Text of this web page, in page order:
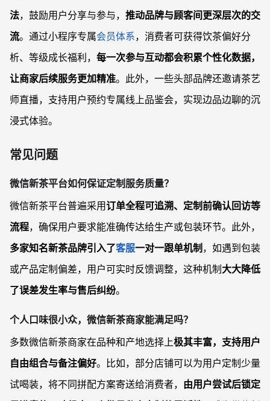
法，鼓励用户分享与参与， 推动品牌与顾客间更深层次的交
流。通过小程序专属会员体系，消费者可获得饮茶偏好分
析、等级成长福利， 每一次参与互动都会积累个性化数据，
让商家后续服务更加精准。此外，一些头部品牌还邀请茶艺
师直播，支持用户预约专属线上品鉴会，实现边品边聊的沉
浸式体验。
常见问题
微信新茶平台如何保证定制服务质量？
微信新茶平台普遍采用订单全程可追溯、定制前确认回访等
流程，确保用户要求能准确传达给生产或包装环节。此外，
多家知名新茶品牌引入了客服一对一跟单机制 ，如遇到包装
或产品定制偏差，用户可实时反馈调整，这种机制大大降低
了误差发生率与售后纠纷。
个人口味很小众，微信新茶商家能满足吗？
多数微信新茶商家在品种和产地选择上极其丰富，支持用户
自由组合与备注偏好。比如，部分店铺可以为用户定制少量
试喝装，将不同拼配方案寄送给消费者， 由用户尝试后锁定